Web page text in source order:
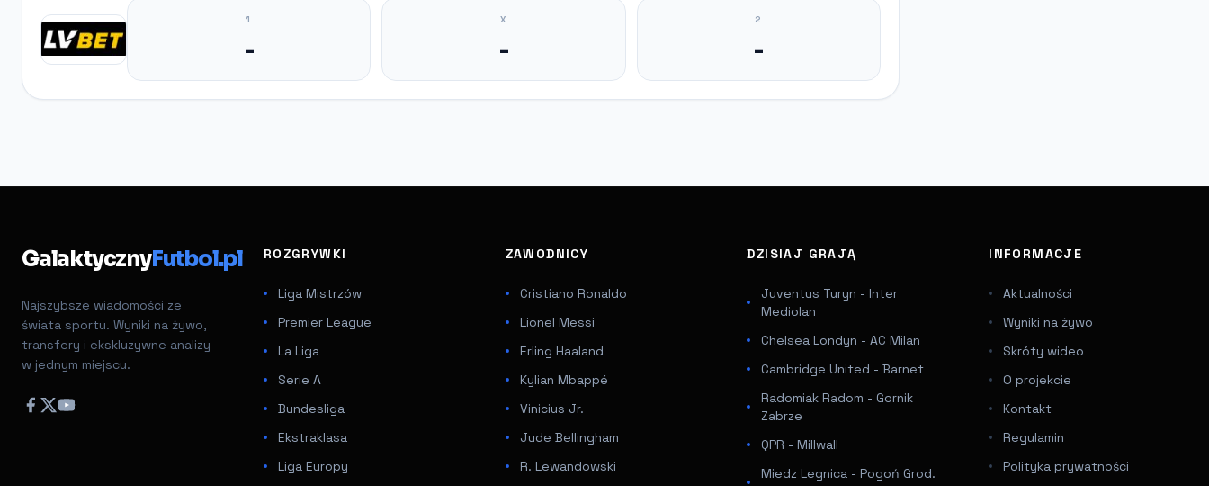
1
-
X
-
2
-
GalaktycznyFutbol.pl
Najszybsze wiadomości ze
świata sportu. Wyniki na żywo,
transfery i ekskluzywne analizy
w jednym miejscu.
ROZGRYWKI
Liga Mistrzów
Premier League
La Liga
Serie A
Bundesliga
Ekstraklasa
Liga Europy
ZAWODNICY
Cristiano Ronaldo
Lionel Messi
Erling Haaland
Kylian Mbappé
Vinicius Jr.
Jude Bellingham
R. Lewandowski
DZISIAJ GRAJĄ
Juventus Turyn - Inter
Mediolan
Chelsea Londyn - AC Milan
Cambridge United - Barnet
Radomiak Radom - Gornik
Zabrze
QPR - Millwall
Miedz Legnica - Pogoń Grod.
INFORMACJE
Aktualności
Wyniki na żywo
Skróty wideo
O projekcie
Kontakt
Regulamin
Polityka prywatności